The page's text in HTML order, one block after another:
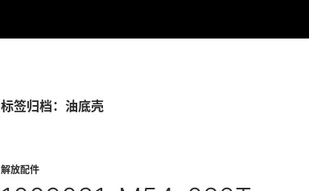
标签归档：油底壳
解放配件